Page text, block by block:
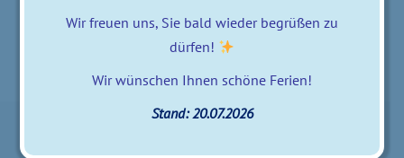
Wir freuen uns, Sie bald wieder begrüßen zu
dürfen!
Wir wünschen Ihnen schöne Ferien!
Stand: 20.07.2026